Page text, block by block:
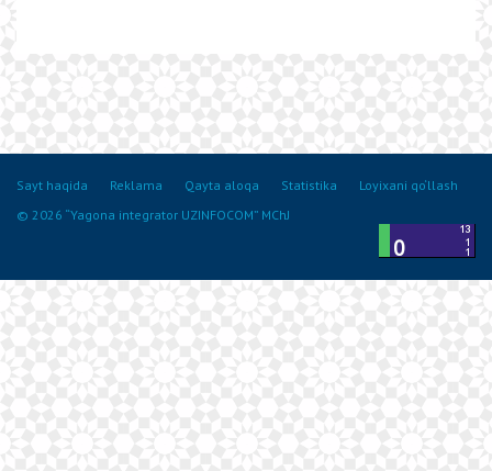
Sayt haqida Reklama Qayta aloqa Statistika
Loyixani qo‘llash
© 2026 “Yagona integrator UZINFOCOM” MChJ